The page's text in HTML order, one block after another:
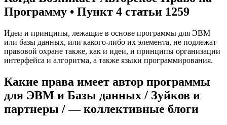
Программу • Пункт 4 статьи 1259
Идеи и принципы, лежащие в основе программы для ЭВМ
или базы данных, или какого-либо их элемента, не подлежат
правовой охране также, как и идеи, и принципы организации
интерфейса и алгоритма, а также языки программирования.
Какие права имеет автор программы
для ЭВМ и Базы данных / Зуйков и
партнеры / — коллективные блоги